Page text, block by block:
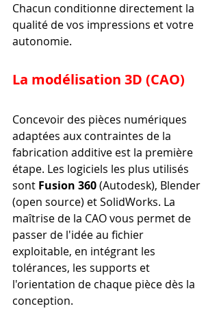
Chacun conditionne directement la
qualité de vos impressions et votre
autonomie.
La modélisation 3D (CAO)
Concevoir des pièces numériques
adaptées aux contraintes de la
fabrication additive est la première
étape. Les logiciels les plus utilisés
sont Fusion 360 (Autodesk), Blender
(open source) et SolidWorks. La
maîtrise de la CAO vous permet de
passer de l'idée au fichier
exploitable, en intégrant les
tolérances, les supports et
l'orientation de chaque pièce dès la
conception.